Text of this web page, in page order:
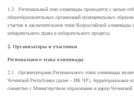
1.2. Региональный этап олимпиады проводится с целью
общеобразовательных организаций муниципальных
участия в заключительном этапе Всероссийской
избирательного права и избирательного процесса.
2. Организаторы и участники
Регионального этапа олимпиады
2.1. Организаторами Регионального этапа олимпиады
Чеченской Республики (далее – ИК ЧР), территориальные
совместно с Министерством образования и науки Чеченской